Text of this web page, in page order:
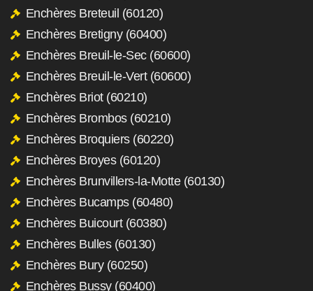
Enchères Breteuil (60120)
Enchères Bretigny (60400)
Enchères Breuil-le-Sec (60600)
Enchères Breuil-le-Vert (60600)
Enchères Briot (60210)
Enchères Brombos (60210)
Enchères Broquiers (60220)
Enchères Broyes (60120)
Enchères Brunvillers-la-Motte (60130)
Enchères Bucamps (60480)
Enchères Buicourt (60380)
Enchères Bulles (60130)
Enchères Bury (60250)
Enchères Bussy (60400)